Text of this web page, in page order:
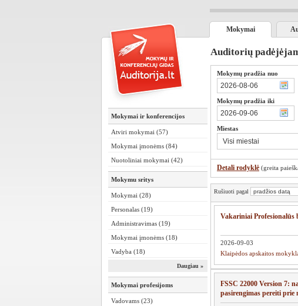
Mokymai
Mokymai ir konferencijos
Atviri mokymai (57)
Mokymai įmonėms (84)
Nuotoliniai mokymai (42)
Mokymu sritys
Mokymai (28)
Personalas (19)
Administravimas (19)
Mokymai įmonėms (18)
Vadyba (18)
Daugiau »
Mokymai profesijoms
Vadovams (23)
Auditorių
Mokymų pradžia nuo
Mokymų pradžia iki
Miestas
Detali rodyklė (greita
Rušiuoti pagal
Vakariniai
2026-09-03
Klaipėdos apskaitos
FSSC 22000 Version 7:
pasirengimas pereiti